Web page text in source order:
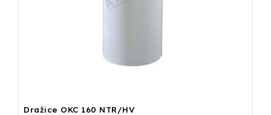
Dražice OKC 160 NTR/HV